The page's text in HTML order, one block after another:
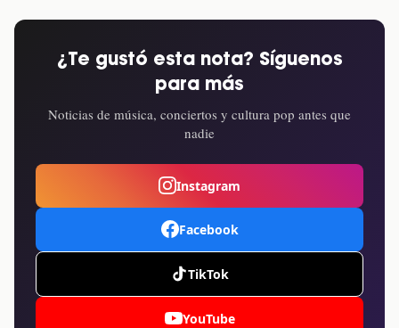
¿Te gustó esta nota? Síguenos
para más
Noticias de música, conciertos y cultura pop antes que
nadie
Instagram
Facebook
TikTok
YouTube